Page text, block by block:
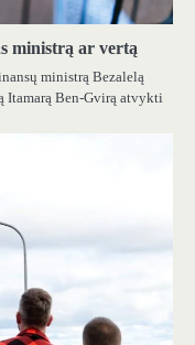
ministrą ar vertą
ministrą Bezalelą
Itamarą Ben-Gvirą atvykti